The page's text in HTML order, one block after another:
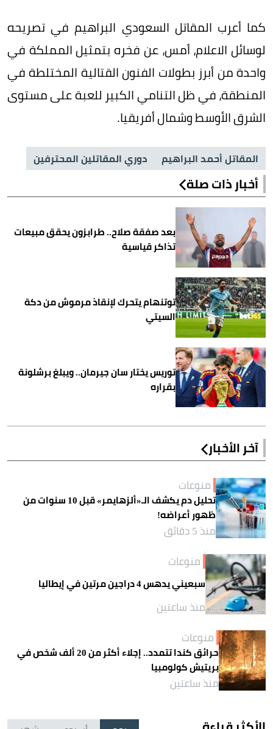
كما أعرب المقاتل السعودي البراهيم في تصريحه
لوسائل الاعلام، أمس، عن فخره بتمثيل المملكة في
واحدة من أبرز بطولات الفنون القتالية المختلطة في
المنطقة، في ظل التنامي الكبير للعبة على مستوى
الشرق الأوسط وشمال أفريقيا.
المقاتل أحمد البراهيم دوري المقاتلين المحترفين
أخبار ذات صلة
بعد صفقة صلاح.. طرابزون يحقق مبيعات
تذاكر قياسية
توتنهام يتحرك لإنقاذ مرموش من دكة
السيتي
توريس يختار سان جيرمان.. ويبلغ برشلونة
بقراره
آخر الأخبار
منوعات
تحليل دم يكشف الـ«ألزهايمر» قبل 10 سنوات من
ظهور أعراضه!
منذ 5 دقائق
منوعات
سبعيني يدهس 4 دراجين مرتين في إيطاليا
منذ ساعتين
منوعات
حرائق كندا تتمدد.. إجلاء أكثر من 20 ألف شخص في
بريتيش كولومبيا
منذ ساعتين